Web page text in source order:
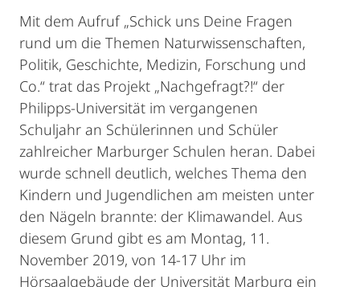
Mit dem Aufruf „Schick uns Deine Fragen
rund um die Themen Naturwissenschaften,
Politik, Geschichte, Medizin, Forschung und
Co.“ trat das Projekt „Nachgefragt?!“ der
Philipps-Universität im vergangenen
Schuljahr an Schülerinnen und Schüler
zahlreicher Marburger Schulen heran. Dabei
wurde schnell deutlich, welches Thema den
Kindern und Jugendlichen am meisten unter
den Nägeln brannte: der Klimawandel. Aus
diesem Grund gibt es am Montag, 11.
November 2019, von 14-17 Uhr im
Hörsaalgebäude der Universität Marburg ein